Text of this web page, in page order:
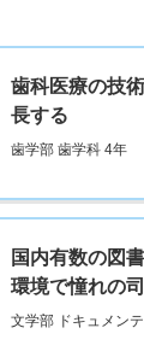
歯科医療の技
長する
歯学部 歯学科 4年
国内有数の図
環境で憧れの
文学部 ドキュメン